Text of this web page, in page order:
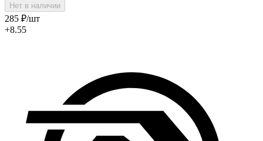
Нет в наличии
285 ₽/шт
+8.55